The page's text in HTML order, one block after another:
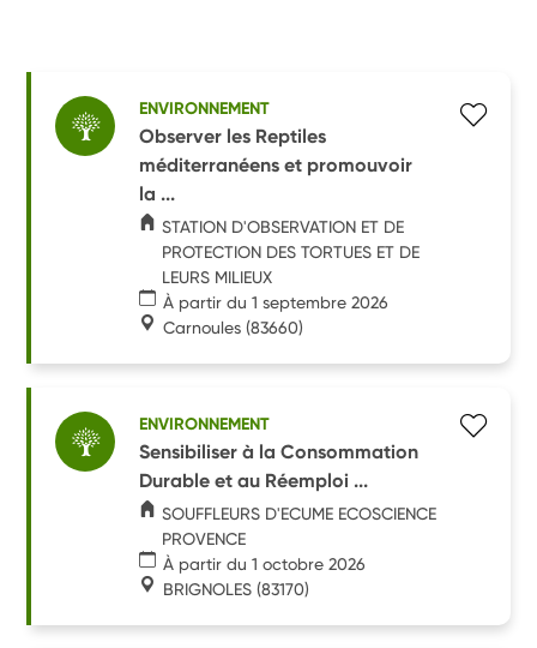
ENVIRONNEMENT
Observer les Reptiles
méditerranéens et promouvoir
la ...
STATION D'OBSERVATION ET DE
PROTECTION DES TORTUES ET DE
LEURS MILIEUX
À partir du 1 septembre 2026
Carnoules (83660)
ENVIRONNEMENT
Sensibiliser à la Consommation
Durable et au Réemploi ...
SOUFFLEURS D'ECUME ECOSCIENCE
PROVENCE
À partir du 1 octobre 2026
BRIGNOLES (83170)